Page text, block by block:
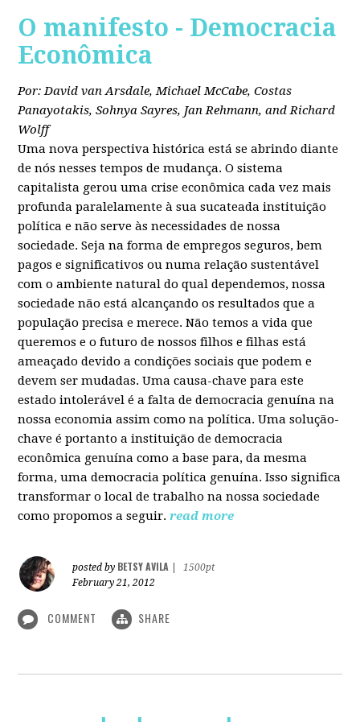
O manifesto - Democracia
Econômica
Por: David van Arsdale, Michael McCabe, Costas
Panayotakis, Sohnya Sayres, Jan Rehmann, and Richard
Wolff
Uma nova perspectiva histórica está se abrindo diante
de nós nesses tempos de mudança. O sistema
capitalista gerou uma crise econômica cada vez mais
profunda paralelamente à sua sucateada instituição
política e não serve às necessidades de nossa
sociedade. Seja na forma de empregos seguros, bem
pagos e significativos ou numa relação sustentável
com o ambiente natural do qual dependemos, nossa
sociedade não está alcançando os resultados que a
população precisa e merece. Não temos a vida que
queremos e o futuro de nossos filhos e filhas está
ameaçado devido a condições sociais que podem e
devem ser mudadas. Uma causa-chave para este
estado intolerável é a falta de democracia genuína na
nossa economia assim como na política. Uma solução-
chave é portanto a instituição de democracia
econômica genuína como a base para, da mesma
forma, uma democracia política genuína. Isso significa
transformar o local de trabalho na nossa sociedade
como propomos a seguir. read more
posted by BETSY AVILA
1500pt
February 21, 2012
COMMENT SHARE